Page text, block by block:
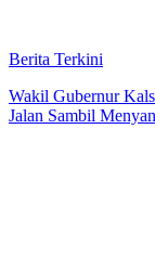
Berita Terkini
Wakil Gubernur
Jalan Sambil